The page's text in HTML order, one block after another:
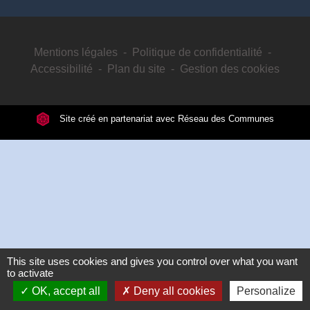
Mentions légales - Politique de confidentialité -
Accessibilité - Plan du site - Gestion des cookies
Site créé en partenariat avec Réseau des Communes
This site uses cookies and gives you control over what you want
to activate
OK, accept all
Deny all cookies Personalize